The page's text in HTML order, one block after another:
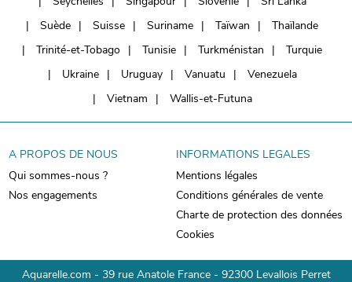
Suède
Suisse Suriname Taïwan
Thaïlande
Trinité-et-Tobago
Tunisie Turkménistan
Turquie
Ukraine
Uruguay Vanuatu
Venezuela
Vietnam
Wallis-et-Futuna
A PROPOS DE NOUS
Qui sommes-nous ?
Nos engagements
INFORMATIONS LEGALES
Mentions légales
Conditions générales de vente
Charte de protection des données
Cookies
Aquarelle.com - 39 rue Anatole France - 92300 Levallois Perret